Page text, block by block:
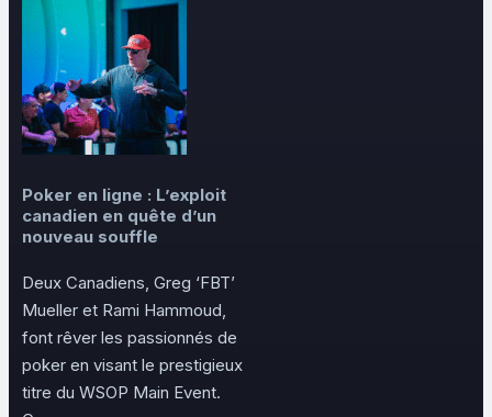
Poker en ligne : L’exploit
canadien en quête d’un
nouveau souffle
Deux Canadiens, Greg ‘FBT’
Mueller et Rami Hammoud,
font rêver les passionnés de
poker en visant le prestigieux
titre du WSOP Main Event.